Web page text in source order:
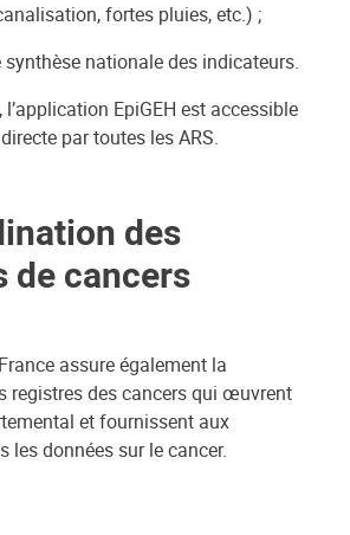
fortes pluies, etc.) ;
synthèse nationale des indicateurs.
EpiGEH est accessible
par toutes les ARS.
des
de cancers
assure également la
registres des cancers qui œuvrent
et fournissent aux
les données sur le cancer.